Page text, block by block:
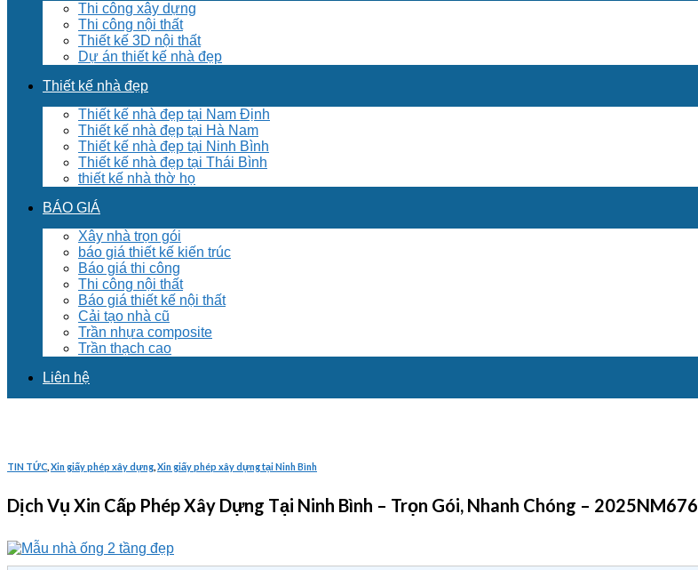
Thi công xây dựng
Thi công nội thất
Thiết kế 3D nội thất
Dự án thiết kế nhà đẹp
Thiết kế nhà đẹp
Thiết kế nhà đẹp tại Nam Định
Thiết kế nhà đẹp tại Hà Nam
Thiết kế nhà đẹp tại Ninh Bình
Thiết kế nhà đẹp tại Thái Bình
thiết kế nhà thờ họ
BÁO GIÁ
Xây nhà trọn gói
báo giá thiết kế kiến trúc
Báo giá thi công
Thi công nội thất
Báo giá thiết kế nội thất
Cải tạo nhà cũ
Trần nhựa composite
Trần thạch cao
Liên hệ
TIN TỨC Xin giấy phép xây dựng Xin giấy phép xây dựng tại Ninh Bình
Dịch Vụ Xin Cấp Phép Xây Dựng Tại Ninh Bình – Trọn Gói, Nhanh Chóng – 2025NM676